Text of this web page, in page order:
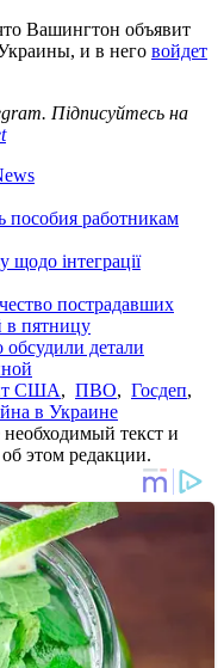
Вашингтон объявит
и в него войдет
Підписуйтесь на
пособия работникам
щодо інтеграції
пострадавших
в пятницу
детали
США, ПВО, Госдеп,
в Украине
текст и
этом редакции.